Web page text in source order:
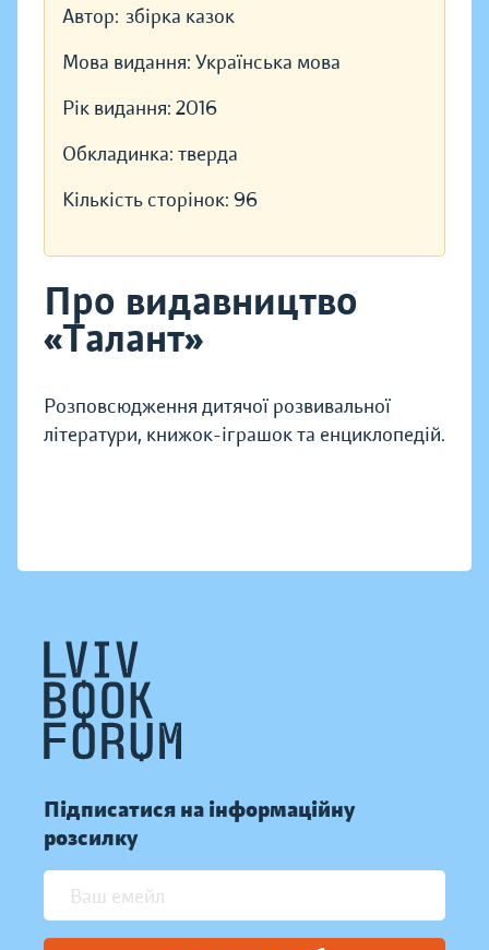
Автор: збірка казок
Мова видання: Українська мова
Рік видання: 2016
Обкладинка: тверда
Кількість сторінок: 96
Про видавництво
«Талант»
Розповсюдження дитячої розвивальної
літератури, книжок-іграшок та енциклопедій.
Підписатися на інформаційну
розсилку